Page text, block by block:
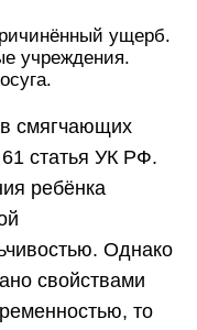
ущерб.
учреждения.
смягчающих
статья УК РФ.
ребёнка
Однако
свойствами
то